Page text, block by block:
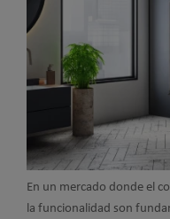
En un mercado donde el
la funcionalidad son